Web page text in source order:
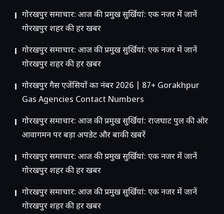
गोरखपुर समाचार: आज की प्रमुख सुर्खियां: एक नजर में जानें
गोरखपुर शहर की हर खबर
गोरखपुर समाचार: आज की प्रमुख सुर्खियां: एक नजर में जानें
गोरखपुर शहर की हर खबर
गोरखपुर गैस एजेंसियों का नंबर 2026 | 87+ Gorakhpur
Gas Agencies Contact Numbers
गोरखपुर समाचार: आज की प्रमुख सुर्खियां: राजघाट पुल की ओर
आवागमन पर बड़ा अपडेट और बाकी खबरें
गोरखपुर समाचार: आज की प्रमुख सुर्खियां: एक नजर में जानें
गोरखपुर शहर की हर खबर
गोरखपुर समाचार: आज की प्रमुख सुर्खियां: एक नजर में जानें
गोरखपुर शहर की हर खबर